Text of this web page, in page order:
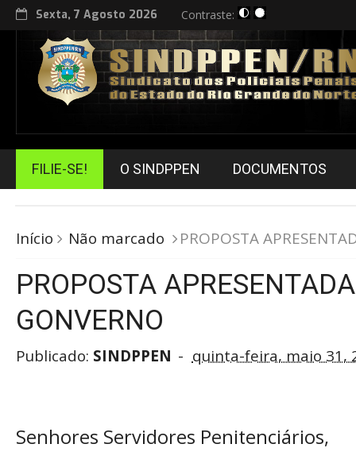
Sexta, 7 Agosto 2026 Contraste:
FILIE-SE! O SINDPPEN DOCUMENTOS
Início Não marcado PROPOSTA
PROPOSTA
GONVERNO
Publicado: SINDPPEN quinta-feira, maio 31,
Senhores Servidores Penitenciários,